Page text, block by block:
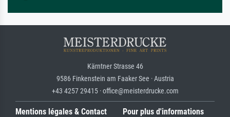
Kärntner Strasse 46
9586 Finkenstein am Faaker See · Austria
+43 4257 29415 · office@meisterdrucke.com
Mentions légales & Contact Pour plus d'informations